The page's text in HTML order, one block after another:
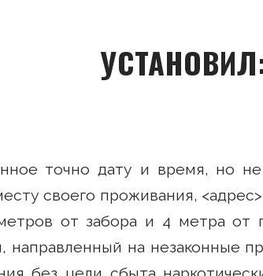
точно дату и время, но не
своего проживания,
от забора и 4 метра от
направленный на незаконные